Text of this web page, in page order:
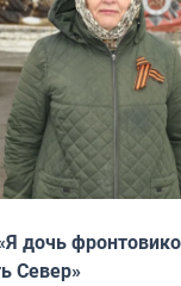
дочь
Север»